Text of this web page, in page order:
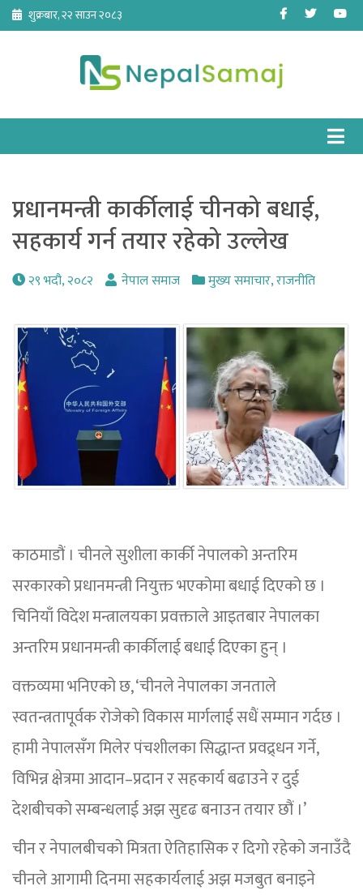
Skip
content
शुक्रबार, २२ साउन २०८३ Facebook
Twitter
प्रधानमन्त्री कार्कीलाई चीनको बधाई,
सहकार्य गर्न तयार रहेको उल्लेख
२९ भदौ, २०८२ नेपाल समाज मुख्य समाचार,राजनीति
काठमाडौं । चीनले सुशीला कार्की नेपालको अन्तरिम
सरकारको प्रधानमन्त्री नियुक्त भएकोमा बधाई दिएको छ ।
चिनियाँ विदेश मन्त्रालयका प्रवक्ताले आइतबार नेपालका
अन्तरिम प्रधानमन्त्री कार्कीलाई बधाई दिएका हुन् ।
वक्तव्यमा भनिएको छ, ‘चीनले नेपालका जनताले
स्वतन्त्रतापूर्वक रोजेको विकास मार्गलाई सधैं सम्मान गर्दछ ।
हामी नेपालसँग मिलेर पंचशीलका सिद्धान्त प्रवद्र्धन गर्ने,
विभिन्न क्षेत्रमा आदान–प्रदान र सहकार्य बढाउने र दुई
देशबीचको सम्बन्धलाई अझ सुदृढ बनाउन तयार छौं ।’
चीन र नेपालबीचको मित्रता ऐतिहासिक र दिगो रहेको जनाउँदै
चीनले आगामी दिनमा सहकार्यलाई अझ मजबुत बनाइने